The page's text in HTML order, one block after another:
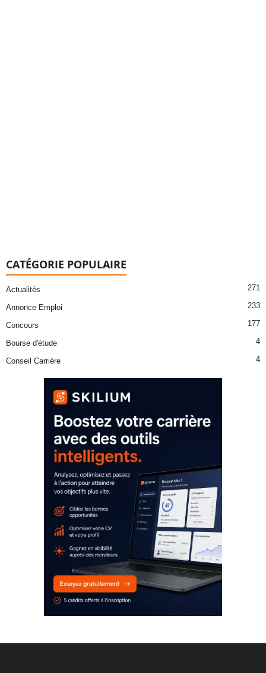
CATÉGORIE POPULAIRE
Actualités 271
Annonce Emploi 233
Concours 177
Bourse d'étude 4
Conseil Carrière 4